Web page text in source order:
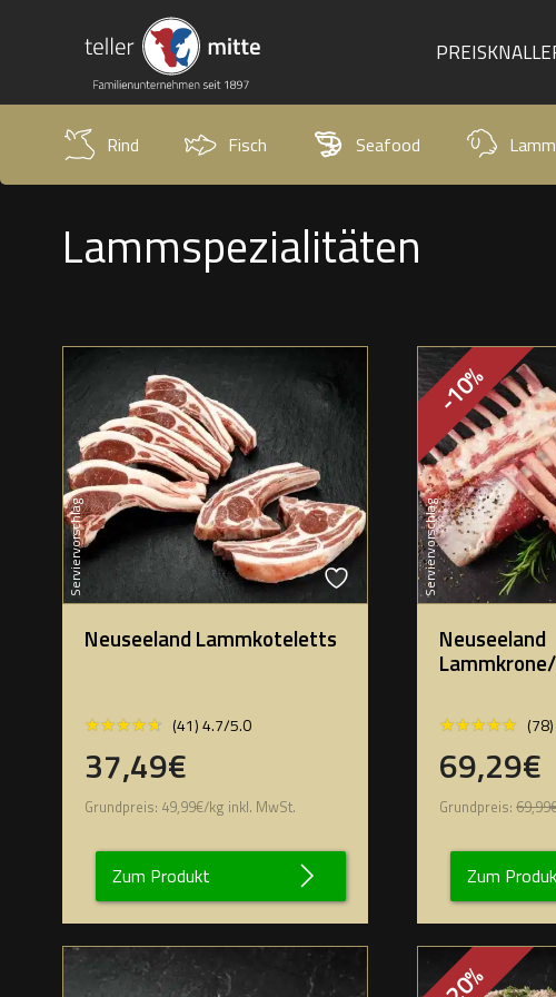
Rind Fisch Seafood Lamm
Lammspezialitäten
Serviervorschlag
Neuseeland Lammkoteletts
★★★★★
★★★★★ (41) 4.7/5.0
37,49€
Grundpreis: 49,99€/kg inkl. MwSt.
Zum Produkt
-10%
Serviervorschlag
Neuseeland
★★★★★
★★★★★
69,29€
Grundpreis: 69,99
Zum